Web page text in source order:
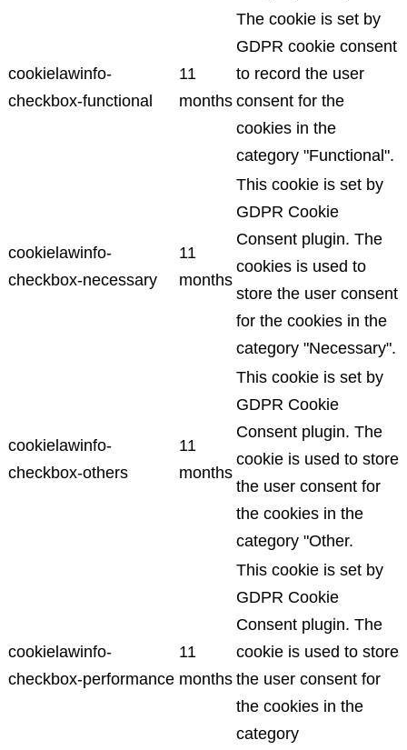
cookielawinfo-
checkbox-functional
11
months
The cookie is set by
GDPR cookie consent
to record the user
consent for the
cookies in the
category "Functional".
cookielawinfo-
checkbox-necessary
11
months
This cookie is set by
GDPR Cookie
Consent plugin. The
cookies is used to
store the user consent
for the cookies in the
category "Necessary".
cookielawinfo-
checkbox-others
11
months
This cookie is set by
GDPR Cookie
Consent plugin. The
cookie is used to store
the user consent for
the cookies in the
category "Other.
cookielawinfo-
checkbox-performance
11
months
This cookie is set by
GDPR Cookie
Consent plugin. The
cookie is used to store
the user consent for
the cookies in the
category